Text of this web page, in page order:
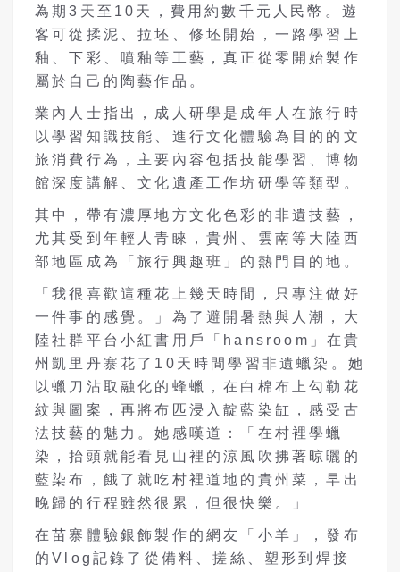
為期3天至10天，費用約數千元人民幣。遊
客可從揉泥、拉坯、修坯開始，一路學習上
釉、下彩、噴釉等工藝，真正從零開始製作
屬於自己的陶藝作品。
業內人士指出，成人研學是成年人在旅行時
以學習知識技能、進行文化體驗為目的的文
旅消費行為，主要內容包括技能學習、博物
館深度講解、文化遺產工作坊研學等類型。
其中，帶有濃厚地方文化色彩的非遺技藝，
尤其受到年輕人青睞，貴州、雲南等大陸西
部地區成為「旅行興趣班」的熱門目的地。
「我很喜歡這種花上幾天時間，只專注做好
一件事的感覺。」為了避開暑熱與人潮，大
陸社群平台小紅書用戶「hansroom」在貴
州凱里丹寨花了10天時間學習非遺蠟染。她
以蠟刀沾取融化的蜂蠟，在白棉布上勾勒花
紋與圖案，再將布匹浸入靛藍染缸，感受古
法技藝的魅力。她感嘆道：「在村裡學蠟
染，抬頭就能看見山裡的涼風吹拂著晾曬的
藍染布，餓了就吃村裡道地的貴州菜，早出
晚歸的行程雖然很累，但很快樂。」
在苗寨體驗銀飾製作的網友「小羊」，發布
的Vlog記錄了從備料、搓絲、塑形到焊接